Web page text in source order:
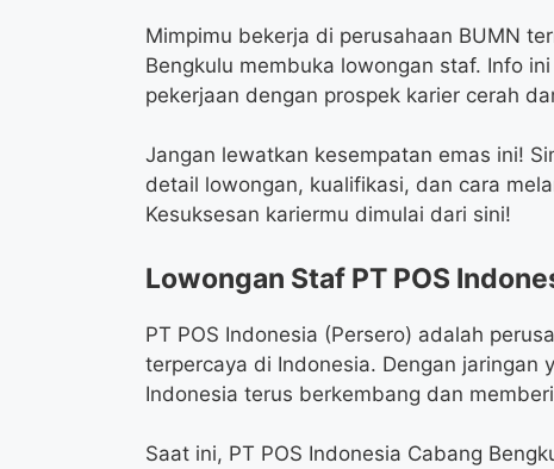
Mimpimu bekerja di perusahaan BUMN
Bengkulu membuka lowongan staf. Info
pekerjaan dengan prospek karier cerah
Jangan lewatkan kesempatan emas ini!
detail lowongan, kualifikasi, dan cara
Kesuksesan kariermu dimulai dari sini!
Lowongan Staf PT POS
PT POS Indonesia (Persero) adalah
terpercaya di Indonesia. Dengan jaringan
Indonesia terus berkembang dan
Saat ini, PT POS Indonesia Cabang